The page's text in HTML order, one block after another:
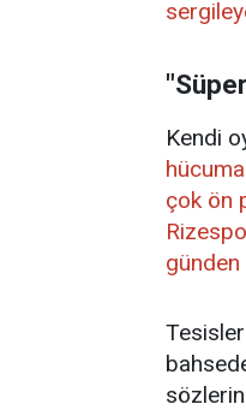
Kendi
çok ön
günden